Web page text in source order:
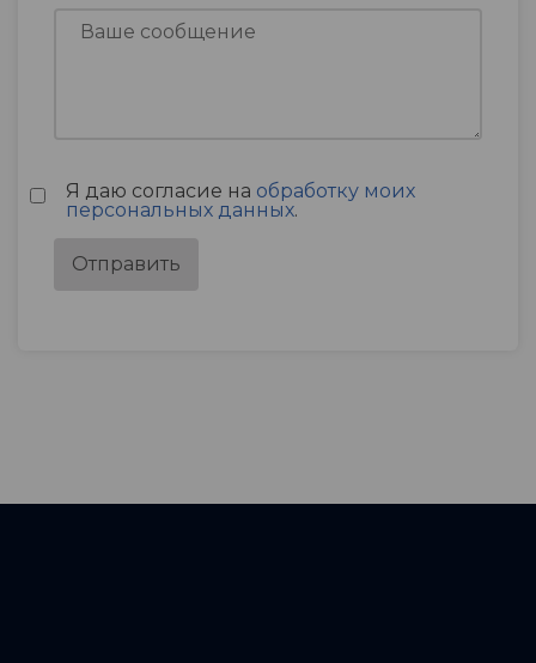
Я даю согласие на обработку моих
персональных данных.